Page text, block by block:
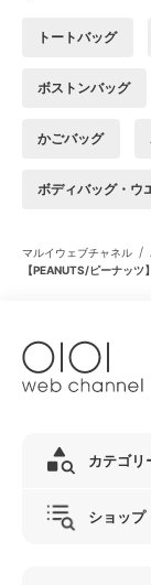
トートバッグ
ボストンバッグ
かごバッグ
ボディバッグ・ウ
マルイウェブチャネル /
【PEANUTS/ピーナッ
カテゴリ
ショップ